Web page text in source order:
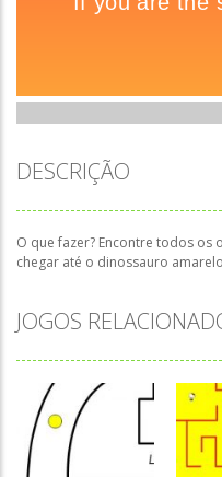
DESCRIÇÃO
O que fazer? Encontre todos
chegar até o dinossauro
JOGOS